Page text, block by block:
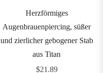
Herzförmiges
Augenbrauenpiercing, süßer
und zierlicher gebogener Stab
aus Titan
Regulärer
$21.89